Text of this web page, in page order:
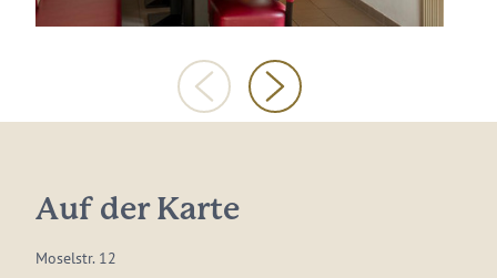
Auf der Karte
Moselstr. 12